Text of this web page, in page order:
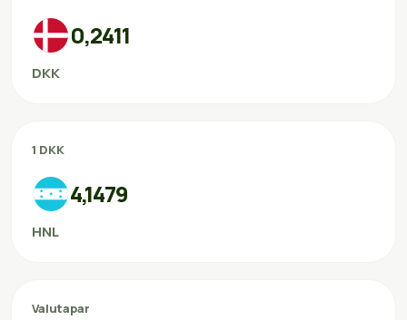
0,2411
DKK
1 DKK
4,1479
HNL
Valutapar